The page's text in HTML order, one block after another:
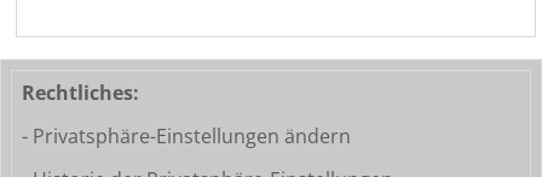
Rechtliches:
- Privatsphäre-Einstellungen ändern